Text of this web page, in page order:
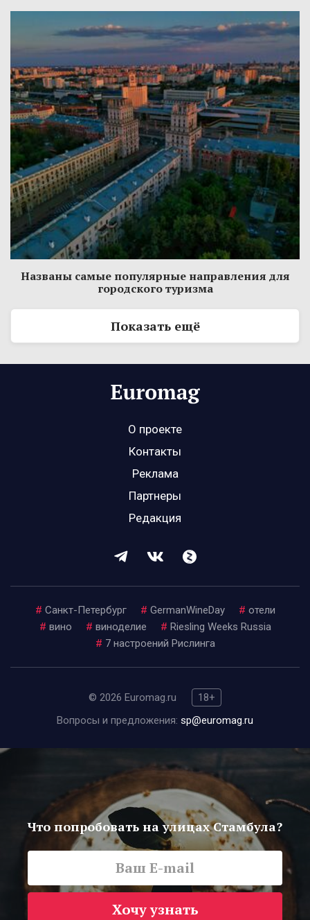
Названы самые популярные направления для
городского туризма
Показать ещё
О проекте
Контакты
Реклама
Партнеры
Редакция
# Санкт-Петербург # GermanWineDay # отели
# вино # виноделие # Riesling Weeks Russia
# 7 настроений Рислинга
© 2026 Euromag.ru
18+
Вопросы и предложения: sp@euromag.ru
Что попробовать на улицах Стамбула?
Хочу узнать